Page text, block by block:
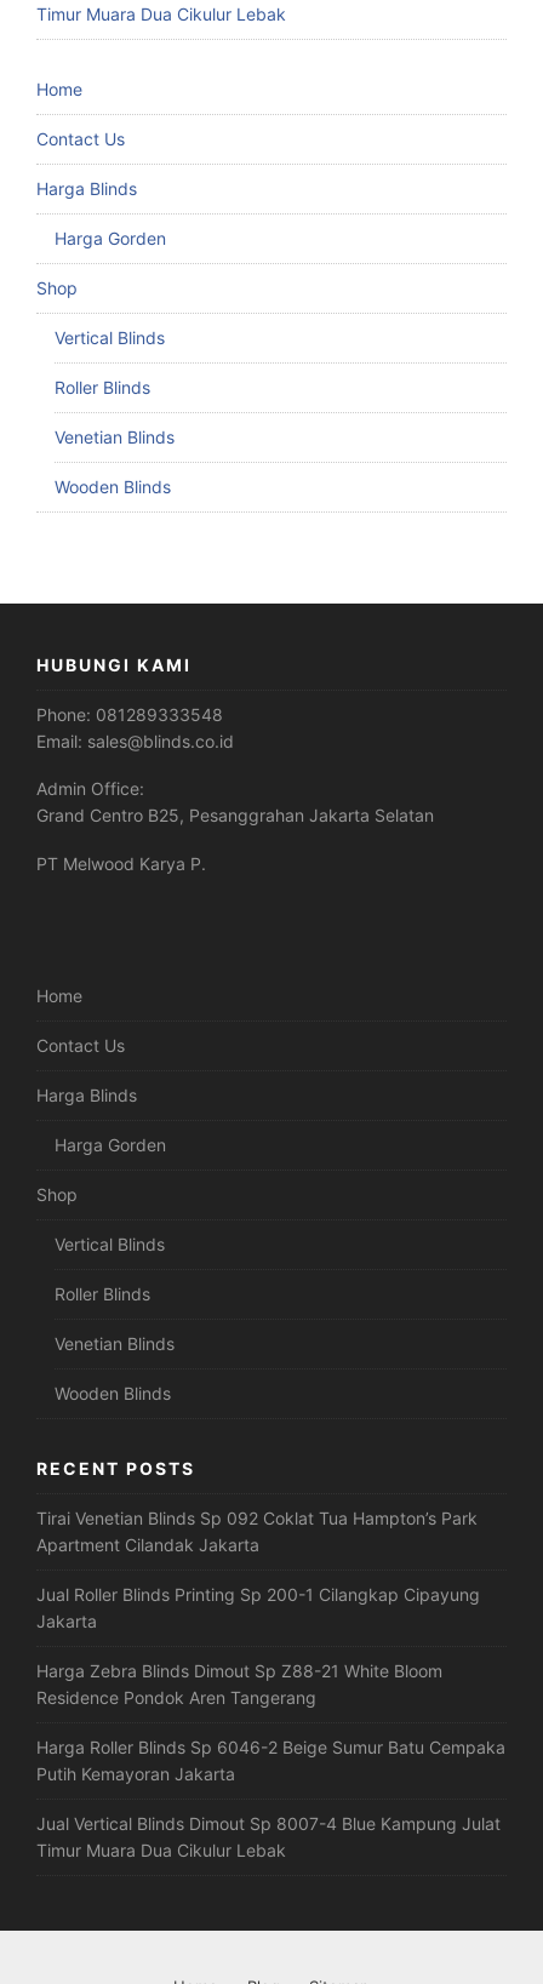
Timur Muara Dua Cikulur Lebak
Home
Contact Us
Harga Blinds
Harga Gorden
Shop
Vertical Blinds
Roller Blinds
Venetian Blinds
Wooden Blinds
HUBUNGI KAMI
Phone: 081289333548
Email: sales@blinds.co.id
Admin Office:
Grand Centro B25, Pesanggrahan Jakarta Selatan
PT Melwood Karya P.
Home
Contact Us
Harga Blinds
Harga Gorden
Shop
Vertical Blinds
Roller Blinds
Venetian Blinds
Wooden Blinds
RECENT POSTS
Tirai Venetian Blinds Sp 092 Coklat Tua Hampton’s Park
Apartment Cilandak Jakarta
Jual Roller Blinds Printing Sp 200-1 Cilangkap Cipayung
Jakarta
Harga Zebra Blinds Dimout Sp Z88-21 White Bloom
Residence Pondok Aren Tangerang
Harga Roller Blinds Sp 6046-2 Beige Sumur Batu Cempaka
Putih Kemayoran Jakarta
Jual Vertical Blinds Dimout Sp 8007-4 Blue Kampung Julat
Timur Muara Dua Cikulur Lebak